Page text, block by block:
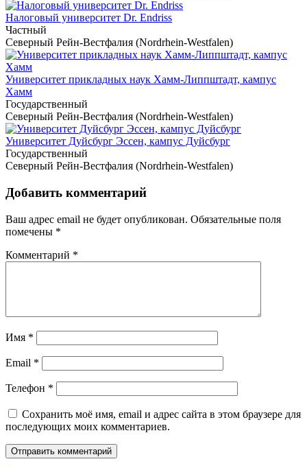
Налоговый университет Dr. Endriss
Частный
Северный Рейн-Вестфалия (Nordrhein-Westfalen)
Университет прикладных наук Хамм-Липпштадт, кампус
Хамм
Государственный
Северный Рейн-Вестфалия (Nordrhein-Westfalen)
Университет Дуйсбург Эссен, кампус Дуйсбург
Государственный
Северный Рейн-Вестфалия (Nordrhein-Westfalen)
Добавить комментарий
Ваш адрес email не будет опубликован. Обязательные поля
помечены *
Комментарий *
Имя *
Email *
Телефон *
Сохранить моё имя, email и адрес сайта в этом браузере для
последующих моих комментариев.